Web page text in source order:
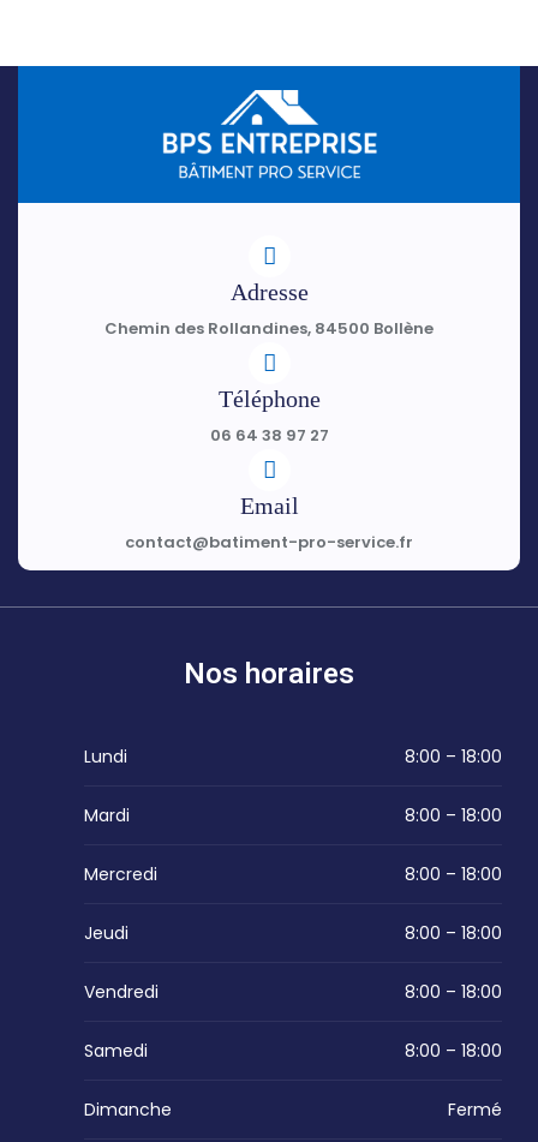
Adresse
Chemin des Rollandines, 84500 Bollène
Téléphone
06 64 38 97 27
Email
contact@batiment-pro-service.fr
Nos horaires
Lundi 8:00 – 18:00
Mardi 8:00 – 18:00
Mercredi 8:00 – 18:00
Jeudi 8:00 – 18:00
Vendredi 8:00 – 18:00
Samedi 8:00 – 18:00
Dimanche Fermé